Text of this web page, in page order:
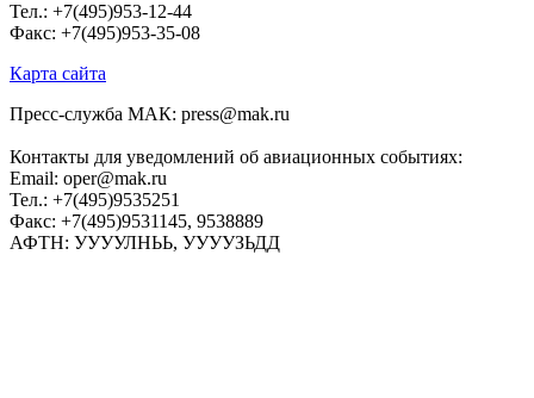
Тел.: +7(495)953-12-44
Факс: +7(495)953-35-08
Карта сайта
Пресс-служба МАК: press@mak.ru
Контакты для уведомлений об авиационных событиях:
Email: oper@mak.ru
Тел.: +7(495)9535251
Факс: +7(495)9531145, 9538889
АФТН: УУУУЛНЬЬ, УУУУЗЬДД